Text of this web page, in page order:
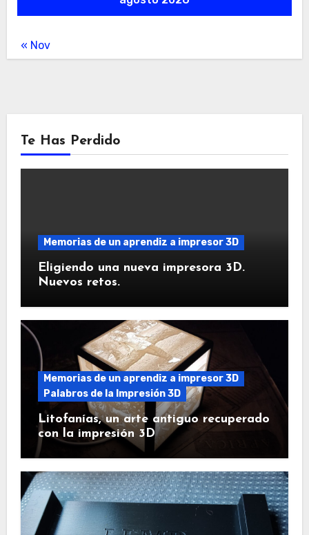
« Nov
Te Has Perdido
Memorias de un aprendiz a impresor 3D
Eligiendo una nueva impresora 3D.
Nuevos retos.
Memorias de un aprendiz a impresor 3D
Palabros de la Impresión 3D
Litofanías, un arte antiguo recuperado
con la impresión 3D